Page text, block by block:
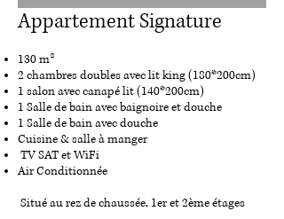
Appartement Signature
130 m²
2 chambres doubles avec lit king (180*200cm)
1 salon avec canapé lit (140*200cm)
1 Salle de bain avec baignoire et douche
1 Salle de bain avec douche
Cuisine & salle à manger
TV SAT et WiFi
Air Conditionnée
Situé au rez de chaussée, 1er et 2ème étages